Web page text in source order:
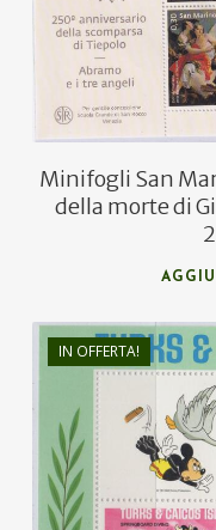
Minifogli San
della morte di
IN OFFERTA!